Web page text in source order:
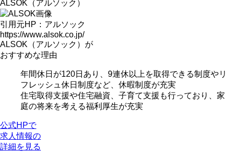
ALSOK（アルソック）
引用元HP：アルソック
https://www.alsok.co.jp/
ALSOK（アルソック）が
おすすめな理由
年間休日が120日あり、9連休以上を取得できる制度やリ
フレッシュ休日制度など、休暇制度が充実
住宅取得支援や住宅融資、子育て支援も行っており、家
庭の将来を考える福利厚生が充実
公式HPで
求人情報の
詳細を見る